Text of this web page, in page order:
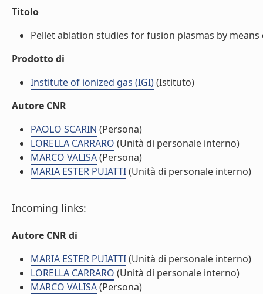
Titolo
Pellet ablation studies for fusion plasmas by means
Prodotto di
Institute of ionized gas (IGI)(Istituto)
Autore CNR
PAOLO SCARIN (Persona)
LORELLA CARRARO (Unità di personale interno)
MARCO VALISA(Persona)
MARIA ESTER PUIATTI(Unità di personale interno)
Incoming links:
Autore CNR di
MARIA ESTER PUIATTI(Unità di personale interno)
LORELLA CARRARO (Unità di personale interno)
MARCO VALISA(Persona)